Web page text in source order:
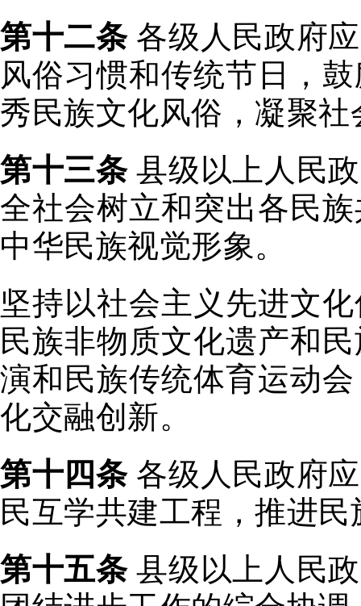
第十二条 各级人民政府
风俗习惯和传统节日，
秀民族文化风俗，凝聚
第十三条县级以上人民
全社会树立和突出各民
中华民族视觉形象。
坚持以社会主义先进文
民族非物质文化遗产和
演和民族传统体育运动
化交融创新。
第十四条各级人民政府
民互学共建工程，推进
第十五条县级以上人民